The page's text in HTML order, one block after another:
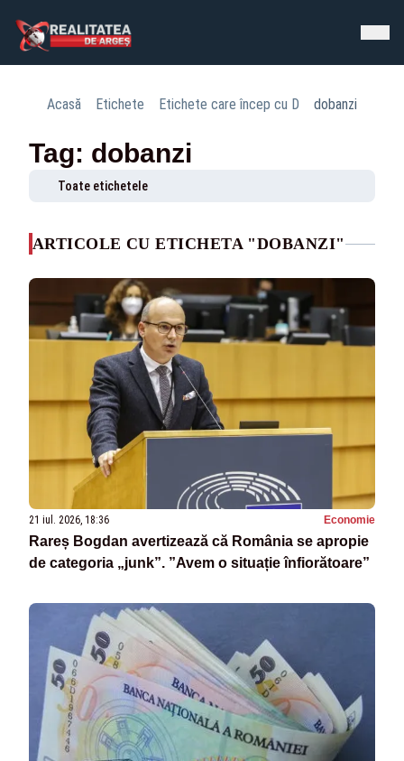
Acasă Etichete Etichete care încep cu D dobanzi
Tag: dobanzi
Toate etichetele
ARTICOLE CU ETICHETA "DOBANZI"
21 iul. 2026, 18:36 Economie
Rareș Bogdan avertizează că România se apropie
de categoria „junk”. ”Avem o situație înfiorătoare”